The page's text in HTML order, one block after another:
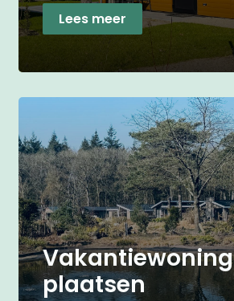
Lees meer
Vakantiewoning
plaatsen